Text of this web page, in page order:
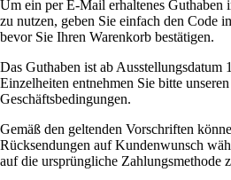
Um ein per E-Mail erhaltenes Guthaben
zu nutzen, geben Sie einfach den Code
bevor Sie Ihren Warenkorb bestätigen.
Das Guthaben ist ab Ausstellungsdatum
Einzelheiten entnehmen Sie bitte
Geschäftsbedingungen.
Gemäß den geltenden Vorschriften
Rücksendungen auf Kundenwunsch
auf die ursprüngliche Zahlungsmethode